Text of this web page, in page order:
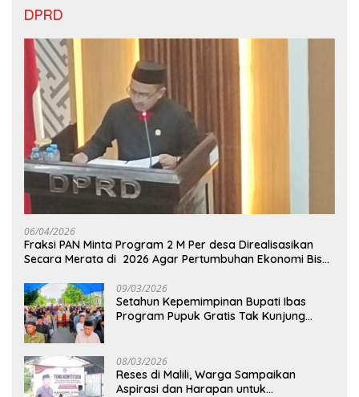
DPRD
06/04/2026
Fraksi PAN Minta Program 2 M Per desa Direalisasikan
Secara Merata di 2026 Agar Pertumbuhan Ekonomi Bisa
09/03/2026
Setahun Kepemimpinan Bupati Ibas
Program Pupuk Gratis Tak Kunjung
08/03/2026
Reses di Malili, Warga Sampaikan
Aspirasi dan Harapan untuk